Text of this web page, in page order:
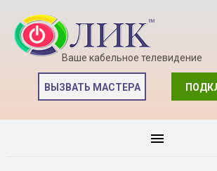
Ваше кабельное телевидение
ВЫЗВАТЬ МАСТЕРА